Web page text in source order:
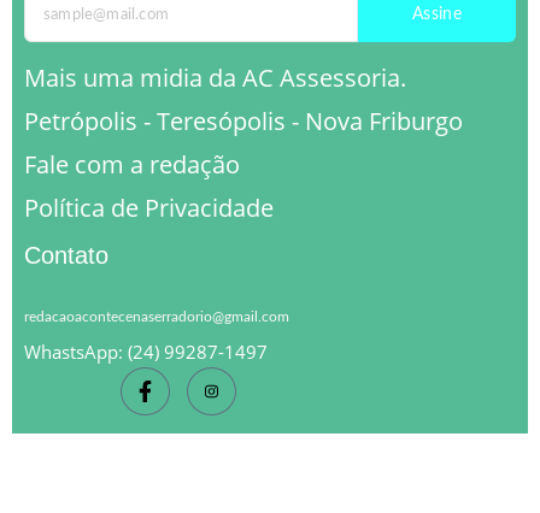
Assine
Mais uma midia da AC Assessoria.
Petrópolis - Teresópolis - Nova Friburgo
Fale com a redação
Política de Privacidade
Contato
redacaoacontecenaserradorio@gmail.com
WhastsApp: (24) 99287-1497